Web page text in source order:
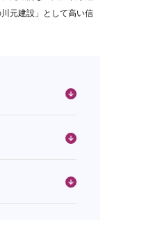
元建設」として高い信